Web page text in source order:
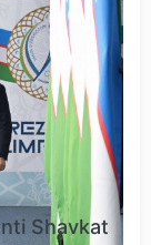
Shavkat